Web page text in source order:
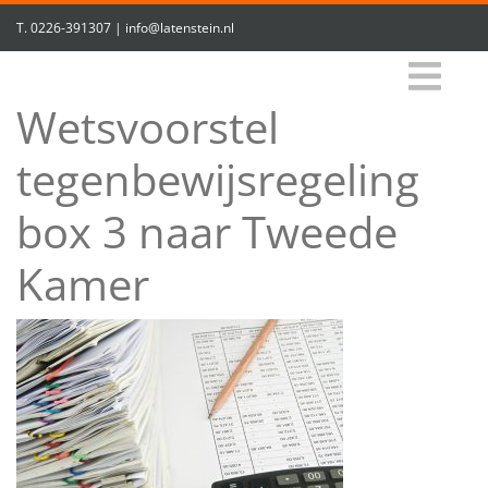
T.0226-391307 | info@latenstein.nl
Wetsvoorstel
tegenbewijsregeling
box 3 naar Tweede
Kamer